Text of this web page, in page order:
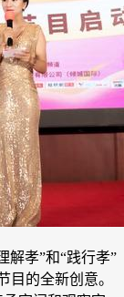
孝”和“践行孝”
目的全新创意。